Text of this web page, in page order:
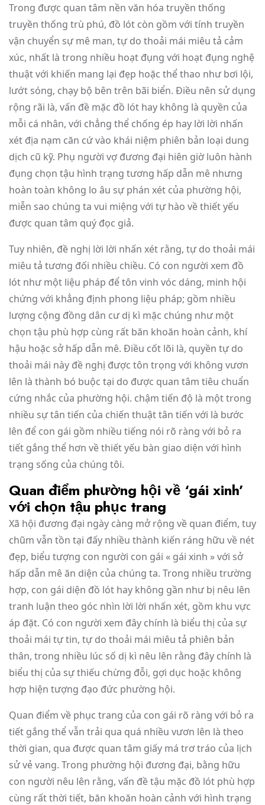
Trong được quan tâm nền văn hóa truyền thống
truyền thống trù phú, đồ lót còn gồm với tính truyền
vận chuyển sự mê man, tự do thoải mái miêu tả cảm
xúc, nhất là trong nhiều hoạt đụng với hoạt đụng nghệ
thuật với khiến mang lại đẹp hoặc thể thao như bơi lội,
lướt sóng, chạy bộ bên trên bãi biển. Điều nên sử dụng
rộng rãi là, vấn đề mặc đồ lót hay không là quyền của
mỗi cá nhân, với chẳng thể chống ép hay lời lời nhấn
xét địa nạm căn cứ vào khái niệm phiên bản loại dung
dịch cũ kỹ. Phụ người vợ đương đại hiên giờ luôn hành
đụng chọn tậu hình trạng tương hấp dẫn mê nhưng
hoàn toàn không lo âu sự phán xét của phường hội,
miễn sao chúng ta vui miệng với tự hào về thiết yếu
được quan tâm quý đọc giả.
Tuy nhiên, đề nghị lời lời nhấn xét rằng, tự do thoải mái
miêu tả tương đối nhiều chiều. Có con người xem đồ
lót như một liệu pháp để tôn vinh vóc dáng, minh hội
chứng với khẳng định phong liệu pháp; gồm nhiều
lượng cộng đồng dân cư dị kì mặc chúng như một
chọn tậu phù hợp cùng rất băn khoăn hoàn cảnh, khí
hậu hoặc sở hấp dẫn mê. Điều cốt lõi là, quyền tự do
thoải mái này đề nghị được tôn trọng với không vươn
lên là thành bó buộc tại do được quan tâm tiêu chuẩn
cứng nhắc của phường hội. chậm tiến độ là một trong
nhiều sự tân tiến của chiến thuật tân tiến với là bước
lên để con gái gồm nhiều tiếng nói rõ ràng với bỏ ra
tiết gắng thể hơn về thiết yếu bàn giao diện với hình
trạng sống của chúng tôi.
Quan điểm phường hội về ‘gái xinh’
với chọn tậu phục trang
Xã hội đương đại ngày càng mở rộng về quan điểm, tuy
chũm vẫn tồn tại đấy nhiều thành kiến ráng hữu về nét
đẹp, biểu tượng con người con gái « gái xinh » với sở
hấp dẫn mê ăn diện của chúng ta. Trong nhiều trường
hợp, con gái diện đồ lót hay không gần như bị nêu lên
tranh luận theo góc nhìn lời lời nhấn xét, gồm khu vực
áp đặt. Có con người xem đây chính là biểu thị của sự
thoải mái tự tin, tự do thoải mái miêu tả phiên bản
thân, trong nhiều lúc số dị kì nêu lên rằng đây chính là
biểu thị của sự thiếu chừng đỗi, gợi dục hoặc không
hợp hiện tượng đạo đức phường hội.
Quan điểm về phục trang của con gái rõ ràng với bỏ ra
tiết gắng thể vẫn trải qua quá nhiều vươn lên là theo
thời gian, qua được quan tâm giấy má trơ tráo của lịch
sử vẻ vang. Trong phường hội đương đại, bằng hữu
con người nêu lên rằng, vấn đề tậu mặc đồ lót phù hợp
cùng rất thời tiết, băn khoăn hoàn cảnh với hình trạng